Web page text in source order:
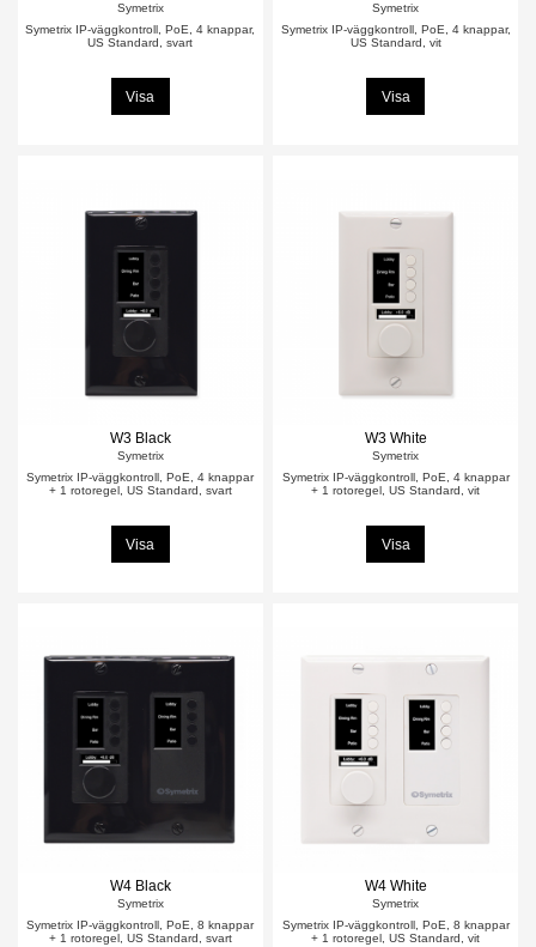
Symetrix
Symetrix IP-väggkontroll, PoE, 4 knappar,
US Standard, svart
Visa
Symetrix
Symetrix IP-väggkontroll, PoE, 4 knappar,
US Standard, vit
Visa
W3 Black
Symetrix
Symetrix IP-väggkontroll, PoE, 4 knappar
+ 1 rotoregel, US Standard, svart
Visa
W3 White
Symetrix
Symetrix IP-väggkontroll, PoE, 4 knappar
+ 1 rotoregel, US Standard, vit
Visa
W4 Black
Symetrix
Symetrix IP-väggkontroll, PoE, 8 knappar
+ 1 rotoregel, US Standard, svart
W4 White
Symetrix
Symetrix IP-väggkontroll, PoE, 8 knappar
+ 1 rotoregel, US Standard, vit